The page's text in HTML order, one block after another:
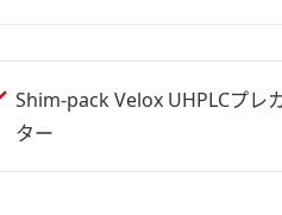
Shim-pack Velox UHPLCプレ
ター